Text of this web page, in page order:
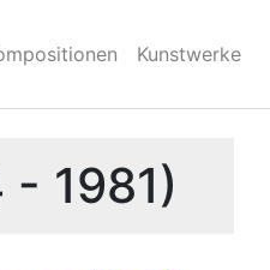
Kunstwerke
1981)